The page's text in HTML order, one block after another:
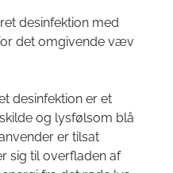
desinfektion med
det omgivende væv
desinfektion er et
og lysfølsom blå
er tilsat
sig til overfladen af